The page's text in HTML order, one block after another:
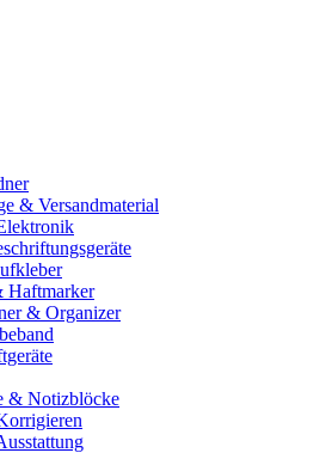
& Versandmaterial
Haftmarker
& Organizer
& Notizblöcke